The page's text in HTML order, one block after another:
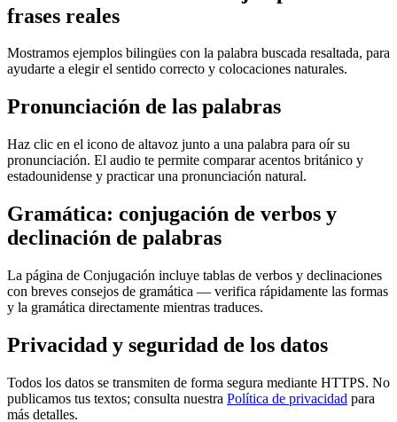
frases reales
Mostramos ejemplos bilingües con la palabra buscada resaltada, para
ayudarte a elegir el sentido correcto y colocaciones naturales.
Pronunciación de las palabras
Haz clic en el icono de altavoz junto a una palabra para oír su
pronunciación. El audio te permite comparar acentos británico y
estadounidense y practicar una pronunciación natural.
Gramática: conjugación de verbos y
declinación de palabras
La página de Conjugación incluye tablas de verbos y declinaciones
con breves consejos de gramática — verifica rápidamente las formas
y la gramática directamente mientras traduces.
Privacidad y seguridad de los datos
Todos los datos se transmiten de forma segura mediante HTTPS. No
publicamos tus textos; consulta nuestra Política de privacidad para
más detalles.